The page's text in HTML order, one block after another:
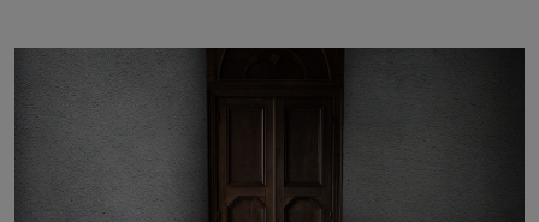
Kontakt
Pattern Tile Tool
Image & Material Bank
Land auswählen